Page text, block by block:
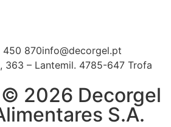
450 870info@decorgel.pt
363 – Lantemil. 4785-647 Trofa
2026 Decorgel
S.A.